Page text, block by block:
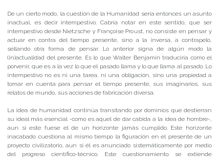
De un cierto modo, la cuestión de la Humanidad sería entonces un asunto
inactual, es decir intempestivo. Cabría notar en este sentido, que ser
intempestivo desde Nietzsche y Françoise Proust, no consiste en pensar y
actuar en contra del tiempo presente, sino a la inversa, a contrapelo,
sellando otra forma de pensar. Lo anterior signa de algún modo la
(in)actualidad del presente. Es lo que Walter Benjamín traduciría como el
porvenir, que es a la vez lo que el pasado llama y lo que llama al pasado. Lo
intempestivo no es ni una tarea, ni una obligación, sino una propiedad a
tomar en cuenta para pensar el tiempo presente, sus imaginarios, sus
relatos de mundo, sus acciones de fabricación diversa.
La idea de humanidad continúa transitando por dominios que destierran
su ideal más esencial -como es aquel de dar cabida a la idea de hombre-,
aun si este fuese el de un horizonte jamás cumplido. Este horizonte
inacabado cuestiona al mismo tiempo la figuración en el presente de un
proyecto civilizatorio, aun si él es anunciado sistemáticamente por medio
del progreso científico-técnico. Este cuestionamiento se extiende